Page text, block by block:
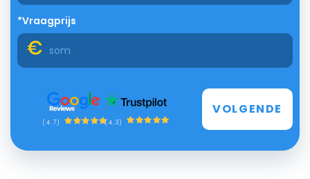
*Vraagprijs
(4.7) (4.3)
VOLGENDE